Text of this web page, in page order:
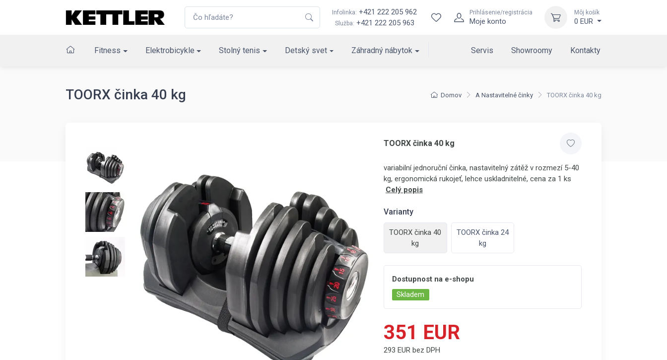
Infolinka: +421 222 205 962
Služba: +421 222 205 963
Prihlásenie/registrácia
Moje konto
Môj košík
0 EUR
Fitness Elektrobicykle Stolný tenis Detský svet Záhradný nábytok Servis Showroomy Kontakty
Domov A Nastavitelné činky TOORX činka 40 kg
TOORX činka 40 kg
TOORX činka 40 kg
variabilní jednoruční činka, nastavitelný zátěž v rozmezí 5-40
kg, ergonomická rukojeť, lehce uskladnitelné, cena za 1 ks
Celý popis
Varianty
TOORX činka 40
kg
TOORX činka 24
kg
Dostupnost na e-shopu
Skladem
351 EUR
293 EUR bez DPH